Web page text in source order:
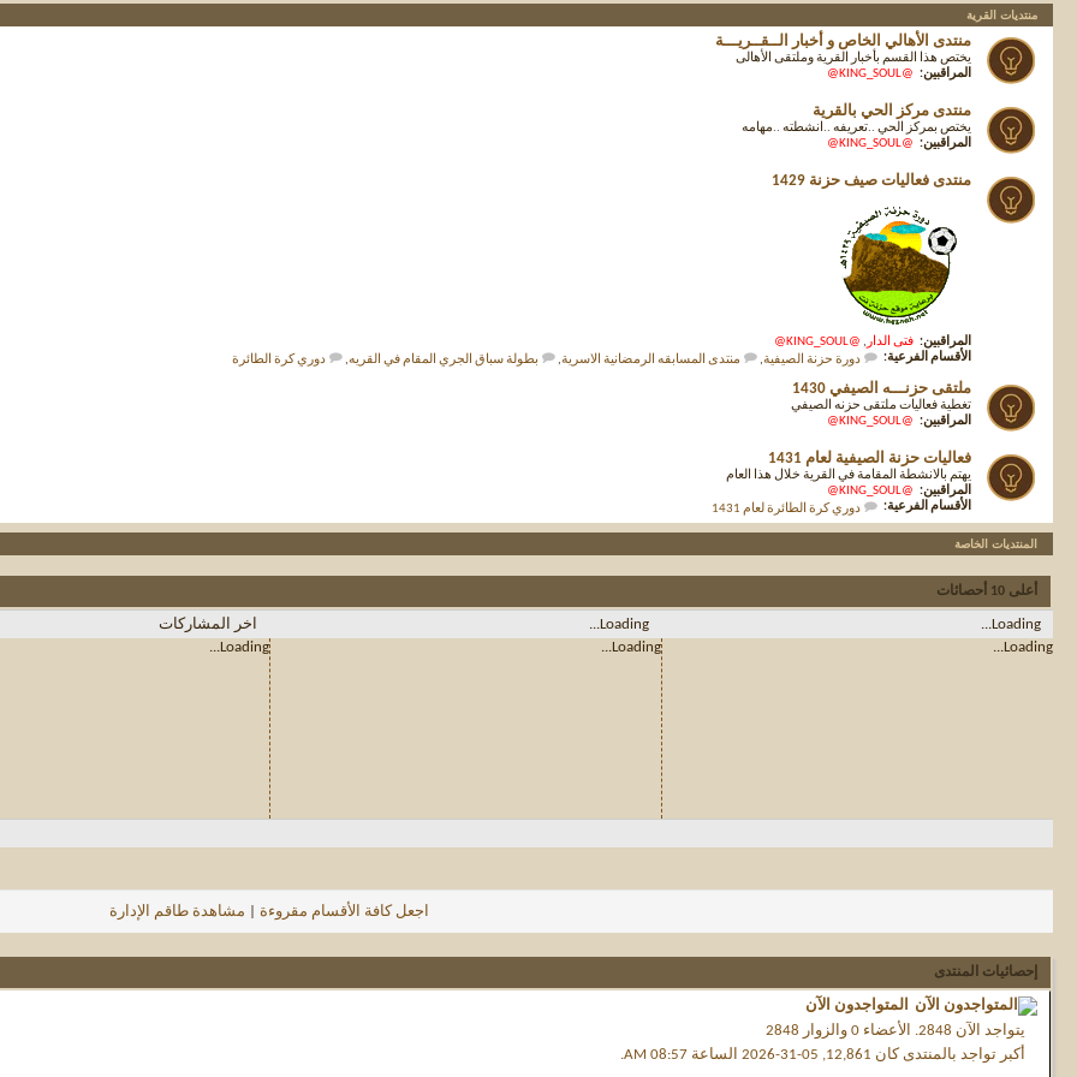
منتديات القرية
منتدى الأهالي الخاص و أخبار الــقــريـــة
يختص هذا القسم بأخبار القرية وملتقى الأهالى
المراقبين: @KING_SOUL@
منتدى مركز الحي بالقرية
يختص بمركز الحي ..تعريفه ..انشطته ..مهامه
المراقبين: @KING_SOUL@
منتدى فعاليات صيف حزنة 1429
المراقبين: فتى الدار ,
@KING_SOUL@
الأقسام الفرعية:
دورة حزنة الصيفية, منتدى المسابقه الرمضانية الاسرية, بطولة سباق الجري المقام في القريه, دوري كرة الطائرة
ملتقى حزنـــه الصيفي 1430
تغطية فعاليات ملتقى حزنه الصيفي
المراقبين: @KING_SOUL@
فعاليات حزنة الصيفية لعام 1431
يهتم بالانشطة المقامة في القرية خلال هذا العام
المراقبين: @KING_SOUL@
الأقسام الفرعية:
دوري كرة الطائرة لعام 1431
المنتديات الخاصة
أعلى 10 أحصائات
Loading...
Loading...
اخر المشاركات
Loading...
Loading...
Loading...
اجعل كافة الأقسام مقروءة مشاهدة طاقم الإدارة
إحصائيات المنتدى
المتواجدون الآن
يتواجد الآن
الأعضاء 0 والزوار 2848
أكبر تواجد بالمنتدى كان 12,861, 05-31-2026 الساعة
08:57 AM
.